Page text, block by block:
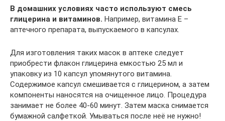
В домашних условиях часто используют смесь
глицерина и витаминов. Например, витамина Е –
аптечного препарата, выпускаемого в капсулах.
Для изготовления таких масок в аптеке следует
приобрести флакон глицерина емкостью 25 мл и
упаковку из 10 капсул упомянутого витамина.
Содержимое капсул смешивается с глицерином, а затем
компоненты наносятся на очищенное лицо. Процедура
занимает не более 40-60 минут. Затем маска снимается
бумажной салфеткой. Умываться после неё не нужно!